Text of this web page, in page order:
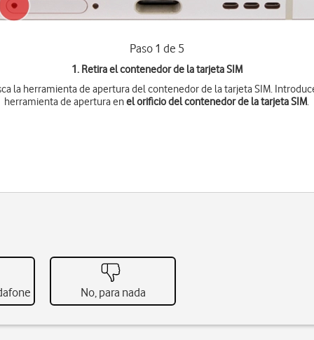
Paso 1 de 5
1. Retira el contenedor de la tarjeta SIM
la herramienta de apertura del contenedor de la tarjeta SIM.
herramienta de apertura enel orificio del contenedor de la tarjeta SIM.
No, para nada